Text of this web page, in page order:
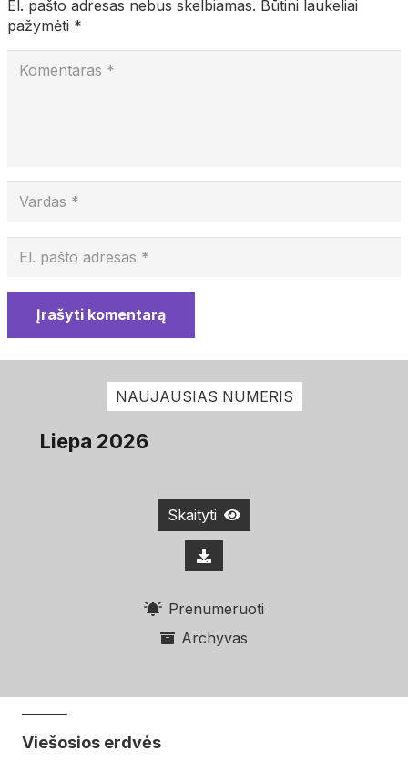
El. pašto adresas nebus skelbiamas. Būtini laukeliai
pažymėti *
Įrašyti komentarą
NAUJAUSIAS NUMERIS
Liepa 2026
Skaityti
Prenumeruoti
Archyvas
Viešosios erdvės